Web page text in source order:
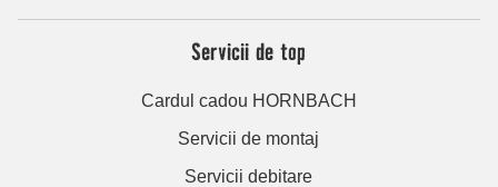
Servicii de top
Cardul cadou HORNBACH
Servicii de montaj
Servicii debitare